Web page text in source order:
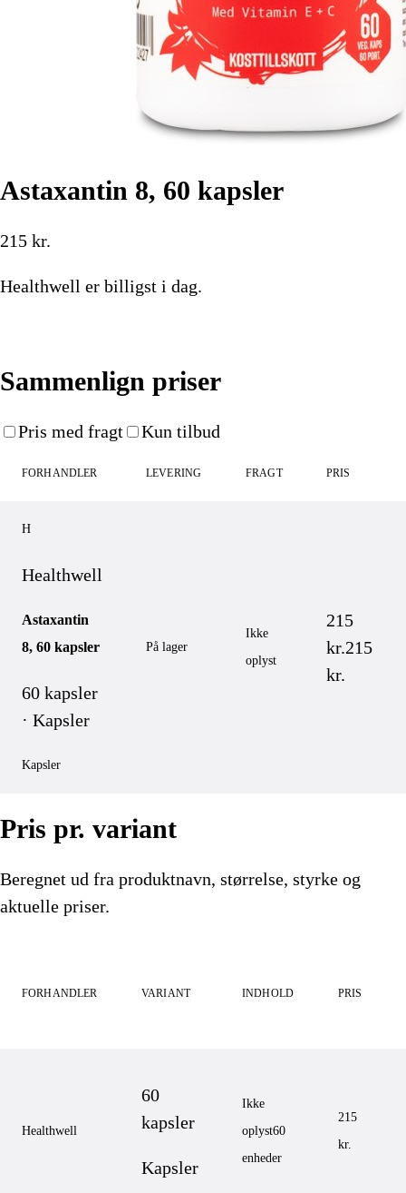
Astaxantin 8, 60 kapsler
215 kr.
Healthwell er billigst i dag.
Sammenlign priser
Pris med fragt Kun tilbud
FORHANDLER LEVERING FRAGT PRIS
H
Healthwell
Astaxantin
8, 60 kapsler
60 kapsler
· Kapsler
Kapsler
På lager
Ikke
oplyst
215
kr.215
kr.
Pris pr. variant
Beregnet ud fra produktnavn, størrelse, styrke og
aktuelle priser.
FORHANDLER VARIANT INDHOLD PRIS
Healthwell
60
kapsler
Kapsler
Ikke
oplyst60
enheder
215
kr.